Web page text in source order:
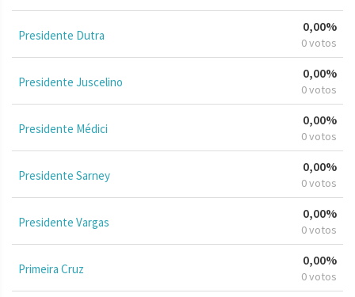
Presidente Dutra
0,00%
0 votos
Presidente Juscelino
0,00%
0 votos
Presidente Médici
0,00%
0 votos
Presidente Sarney
0,00%
0 votos
Presidente Vargas
0,00%
0 votos
Primeira Cruz
0,00%
0 votos